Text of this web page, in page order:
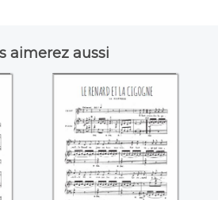
aimerez aussi
Le renard et la
cigogne